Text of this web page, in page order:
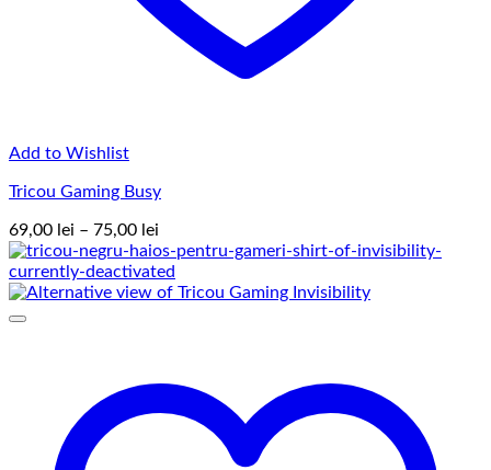
Add to Wishlist
Tricou Gaming Busy
69,00 lei – 75,00 lei
de
prețuri:
69,00 lei